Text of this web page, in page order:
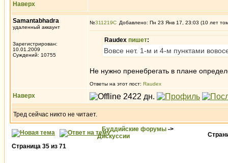
Наверх
Samantabhadra
удаленный аккаунт
Зарегистрирован:
10.01.2009
Суждений: 10755
№311219 Добавлено: Пн 23 Янв 17, 23:03 (10 лет
Raudex пишет:
Вовсе нет. 1-м и 4-м пунктами
Не нужно пренебрегать в плане
Ответы на этот пост: Raudex
Наверх
Тред сейчас никто не читает.
Буддийские форумы ->
Дискуссии
Страница 35 из 71